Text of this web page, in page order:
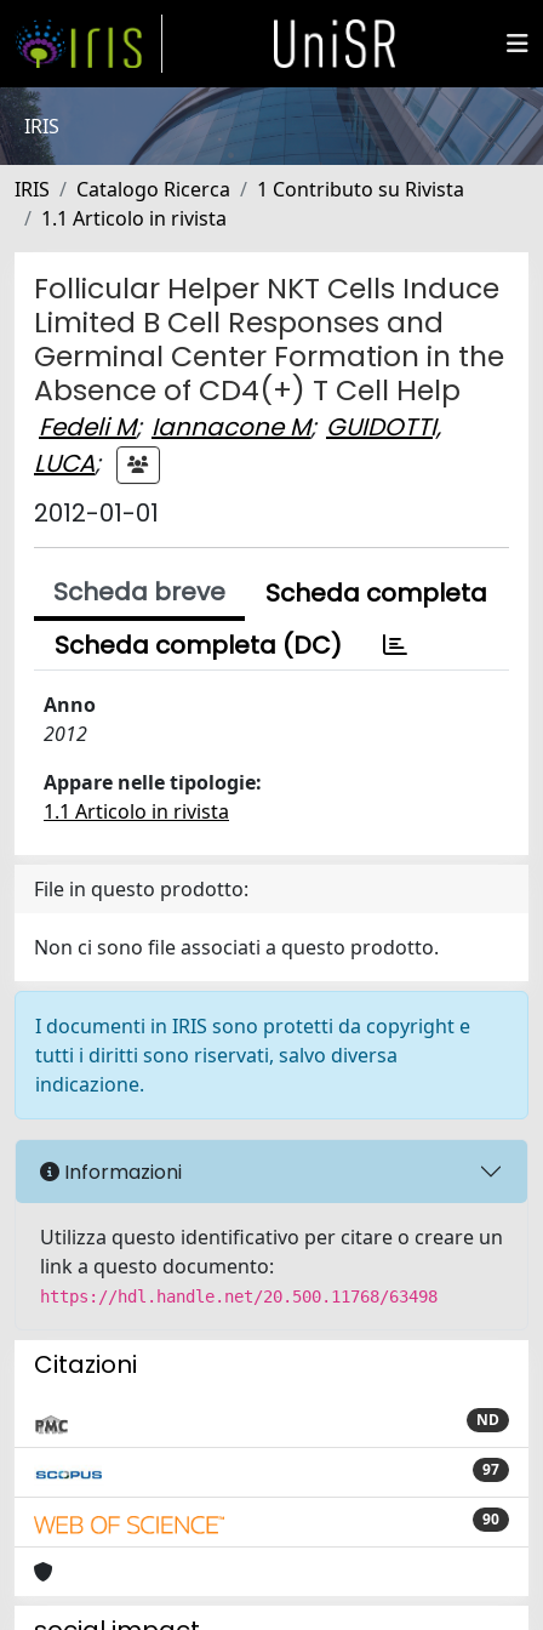
IRIS
IRIS Catalogo Ricerca
1 Contributo su Rivista
1.1 Articolo in rivista
Follicular Helper NKT Cells Induce
Limited B Cell Responses and
Germinal Center Formation in the
Absence of CD4(+) T Cell Help
Fedeli M; Iannacone M; GUIDOTTI,
LUCA;
2012-01-01
Scheda breve
Scheda completa
Scheda completa (DC)
Anno
2012
Appare nelle tipologie:
1.1 Articolo in rivista
File in questo prodotto:
Non ci sono file associati a questo prodotto.
I documenti in IRIS sono protetti da copyright e
tutti i diritti sono riservati, salvo diversa
indicazione.
Informazioni
Utilizza questo identificativo per citare o creare un
link a questo documento:
https://hdl.handle.net/20.500.11768/63498
Citazioni
ND
97
90